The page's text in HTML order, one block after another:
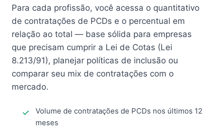
Para cada profissão, você acessa o quantitativo
de contratações de PCDs e o percentual em
relação ao total — base sólida para empresas
que precisam cumprir a Lei de Cotas (Lei
8.213/91), planejar políticas de inclusão ou
comparar seu mix de contratações com o
mercado.
Volume de contratações de PCDs nos últimos 12
meses